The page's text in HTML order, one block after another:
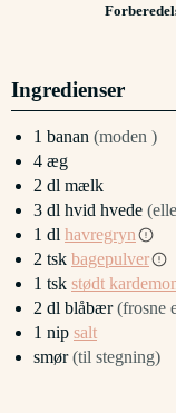
Ingredienser
1 banan (moden )
4 æg
2 dl mælk
3 dl hvid hvede
1 dl havregryn
2 tsk bagepulver
1 tsk stødt
2 dl blåbær (frosne
1 nip salt
smør (til stegning)